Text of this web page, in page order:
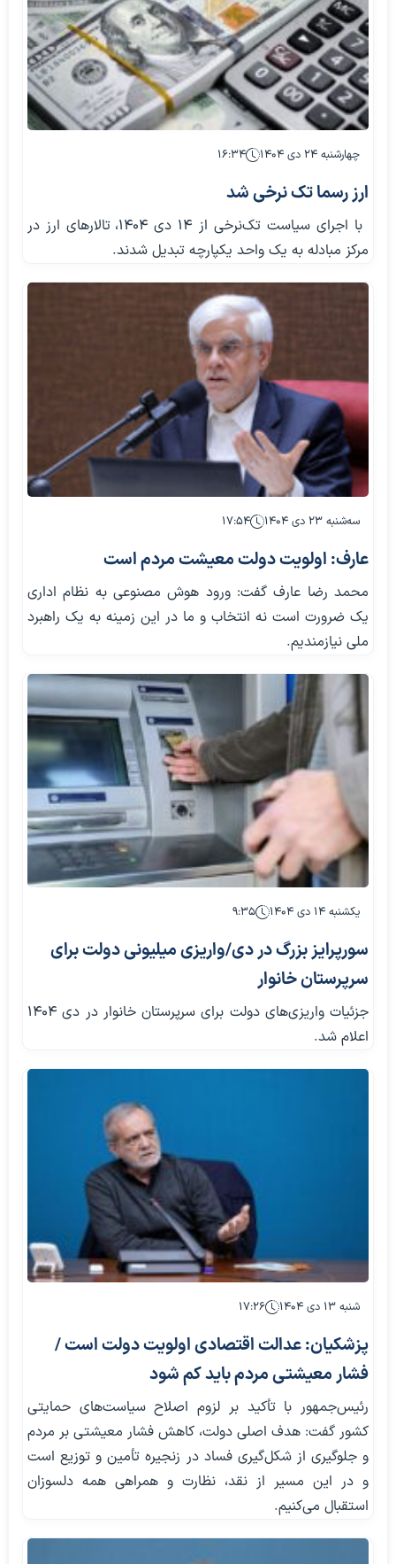
چهارشنبه ۲۴ دی ۱۴۰۴ ۱۶:۳۴
ارز رسما تک نرخی شد
با اجرای سیاست تک‌نرخی از ۱۴ دی ۱۴۰۴، تالارهای ارز در
مرکز مبادله به یک واحد یکپارچه تبدیل شدند.
سه‌شنبه ۲۳ دی ۱۴۰۴ ۱۷:۵۴
عارف: اولویت دولت معیشت مردم است
محمد رضا عارف گفت: ورود هوش مصنوعی به نظام اداری
یک ضرورت است نه انتخاب و ما در این زمینه به یک راهبرد
ملی نیازمندیم.
یکشنبه ۱۴ دی ۱۴۰۴ ۹:۳۵
سورپرایز بزرگ در دی‌/واریزی‌ میلیونی دولت برای
سرپرستان خانوار
جزئیات واریزی‌های دولت برای سرپرستان خانوار در دی ۱۴۰۴
اعلام شد.
شنبه ۱۳ دی ۱۴۰۴ ۱۷:۲۶
پزشکیان: عدالت اقتصادی اولویت دولت است /
فشار معیشتی مردم باید کم شود
رئیس‌جمهور با تأکید بر لزوم اصلاح سیاست‌های حمایتی
کشور گفت: هدف اصلی دولت، کاهش فشار معیشتی بر مردم
و جلوگیری از شکل‌گیری فساد در زنجیره تأمین و توزیع است
و در این مسیر از نقد، نظارت و همراهی همه دلسوزان
استقبال می‌کنیم.